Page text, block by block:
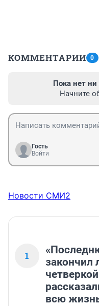
КОММЕНТАРИИ 0
Пока нет ни
Начните
Гость
Войти
Новости СМИ2
1
закончил
всю